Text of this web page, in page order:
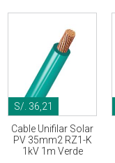
S/. 36,21
Cable Unifilar Solar
PV 35mm2 RZ1-K
1kV 1m Verde